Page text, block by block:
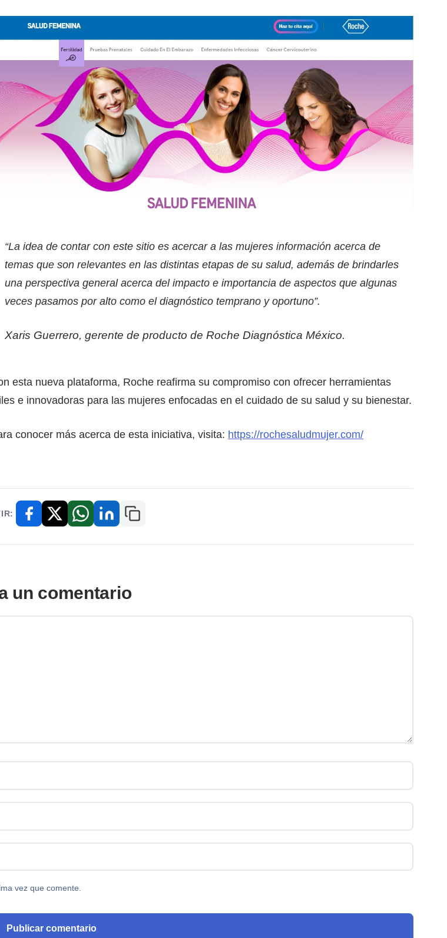
“La idea de contar con este sitio es acercar a las mujeres información acerca de
temas que son relevantes en las distintas etapas de su salud, además de brindarles
una perspectiva general acerca del impacto e importancia de aspectos que algunas
veces pasamos por alto como el diagnóstico temprano y oportuno”.
Xaris Guerrero, gerente de producto de Roche Diagnóstica México.
esta nueva plataforma, Roche reafirma su compromiso con ofrecer herramientas
e innovadoras para las mujeres enfocadas en el cuidado de su salud y su bienestar.
conocer más acerca de esta iniciativa, visita: https://rochesaludmujer.com/
FacebookX / TwitterWhatsAppLinkedInCopiar enlace
un comentario
vez que comente.